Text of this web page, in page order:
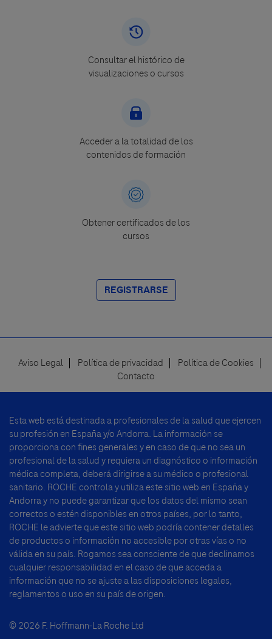
Consultar el histórico de
visualizaciones o cursos
Acceder a la totalidad de los
contenidos de formación
Obtener certificados de los
cursos
REGISTRARSE
Aviso Legal Política de privacidad
Política de Cookies
Contacto
Esta web está destinada a profesionales de la salud que ejercen
su profesión en España y/o Andorra. La información se
proporciona con fines generales y en caso de que no sea un
profesional de la salud y requiera un diagnóstico o información
médica completa, deberá dirigirse a su médico o profesional
sanitario. ROCHE controla y utiliza este sitio web en España y
Andorra y no puede garantizar que los datos del mismo sean
correctos o estén disponibles en otros países, por lo tanto,
ROCHE le advierte que este sitio web podría contener detalles
de productos o información no accesible por otras vías o no
válida en su país. Rogamos sea consciente de que declinamos
cualquier responsabilidad en el caso de que acceda a
información que no se ajuste a las disposiciones legales,
reglamentos o uso en su país de origen.
© 2026 F. Hoffmann-La Roche Ltd